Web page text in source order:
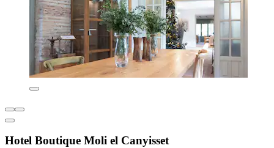
Hotel Boutique Moli el Canyisset